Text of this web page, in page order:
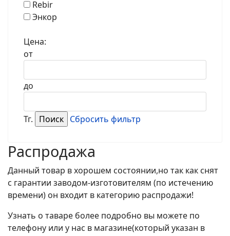
Rebir
Энкор
Цена:
от
до
Тг. Сбросить фильтр
Распродажа
Данный товар в хорошем состоянии,но так как снят
с гарантии заводом-изготовителям (по истечению
времени) он входит в категорию распродажи!
Узнать о таваре более подробно вы можете по
телефону или у нас в магазине(который указан в